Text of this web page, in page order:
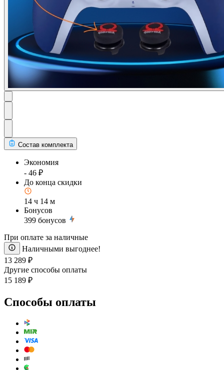
Состав комплекта
Экономия
- 46 ₽
До конца скидки
14 ч 14 м
Бонусов
399 бонусов
При оплате за наличные
Наличными выгоднее!
13 289 ₽
Другие способы оплаты
15 189 ₽
Способы оплаты